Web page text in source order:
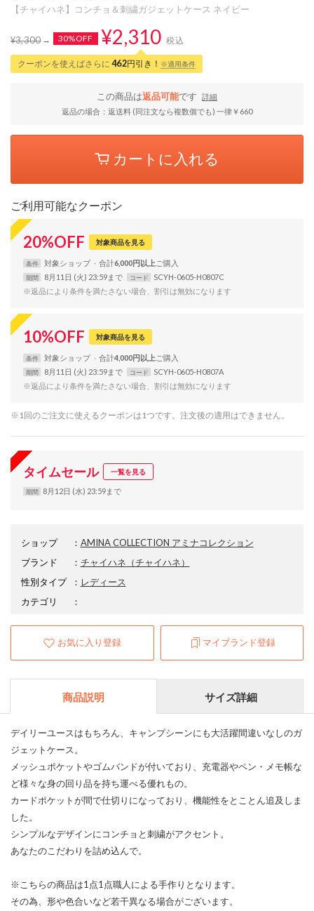
【チャイハネ】コンチョ＆刺繍ガジェットケース ネイビー
¥3,300 30%OFF ¥2,310 税込
クーポンを使えばさらに 462円引き！ ※適用条件
この商品は返品可能です
詳細
返品の場合：返送料 (同注文なら複数個でも) 一律￥660
カートに入れる
ご利用可能なクーポン
20%OFF 対象商品を見る
条件 対象ショップ 合計6,000円以上
期間 8月11日 (火) 23:59まで コード
SCYH-0605-H0807C
※返品により条件を満たさない場合、割引は無効になります
10%OFF 対象商品を見る
条件 対象ショップ 合計4,000円以上
期間 8月11日 (火) 23:59まで コード
SCYH-0605-H0807A
※返品により条件を満たさない場合、割引は無効になります
※1回のご注文に使えるクーポンは1つです。注文後の適用はできません。
タイムセール 一覧を見る
期間 8月12日 (水) 23:59まで
ショップ ： AMINA COLLECTION アミナコレクション
ブランド
： チャイハネ （チャイハネ）
性別タイプ
： レディース
カテゴリ
：
お気に入り登録 マイブランド登録
商品説明 サイズ詳細
デイリーユースはもちろん、キャンプシーンにも大活躍間違いなしのガ
ジェットケース。
メッシュポケットやゴムバンドが付いており、充電器やペン・メモ帳な
ど様々な身の回り品を持ち運べる優れもの。
カードポケットが間で仕切りになっており、機能性をとことん追及しま
した。
シンプルなデザインにコンチョと刺繍がアクセント。
あなたのこだわりを詰め込んで。
※こちらの商品は1点1点職人による手作りとなります。
その為、形や色合いなど若干異なる場合がございます。